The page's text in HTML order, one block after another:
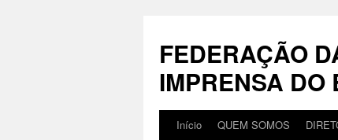
conteúdo
FEDERAÇÃO
IMPRENSA
Início QUEM SOMOS